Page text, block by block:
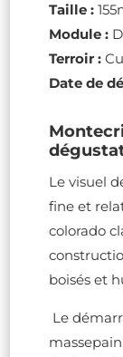
Taille :
Module :
Terroir :
Date de
Le visuel
fine et
colorado
boisés et
Le